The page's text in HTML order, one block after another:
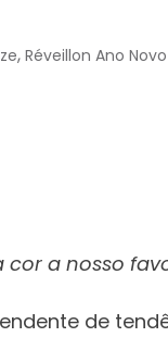
, Réveillon Ano
cor a nosso
de